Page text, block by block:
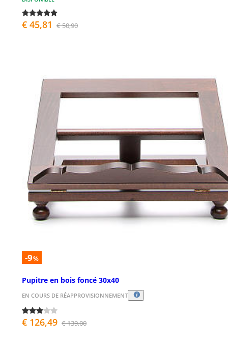
€ 45,81 € 50,90
-9%
Pupitre en bois foncé 30x40
EN COURS DE RÉAPPROVISIONNEMENT
€ 126,49 € 139,00